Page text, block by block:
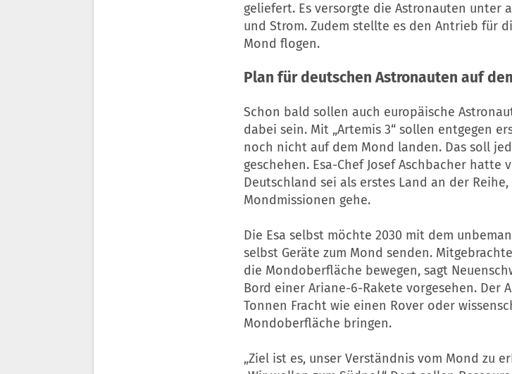
geliefert. Es versorgte die Astronauten unter
und Strom. Zudem stellte es den Antrieb für
Mond flogen.
Plan für deutschen Astronauten auf
Schon bald sollen auch europäische
dabei sein. Mit „Artemis 3“ sollen entgegen
noch nicht auf dem Mond landen. Das soll
geschehen. Esa-Chef Josef Aschbacher hatte
Deutschland sei als erstes Land an der
Mondmissionen gehe.
Die Esa selbst möchte 2030 mit dem
selbst Geräte zum Mond senden.
die Mondoberfläche bewegen, sagt
Bord einer Ariane-6-Rakete vorgesehen. Der
Tonnen Fracht wie einen Rover oder
Mondoberfläche bringen.
„Ziel ist es, unser Verständnis vom Mond zu